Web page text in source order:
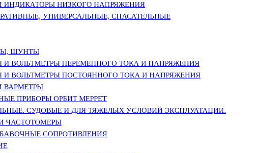
ИНДИКАТОРЫ НИЗКОГО НАПРЯЖЕНИЯ
УНИВЕРСАЛЬНЫЕ, СПАСАТЕЛЬНЫЕ
ШУНТЫ
И ВОЛЬТМЕТРЫ ПЕРЕМЕННОГО ТОКА И НАПРЯЖЕНИЯ
И ВОЛЬТМЕТРЫ ПОСТОЯННОГО ТОКА И НАПРЯЖЕНИЯ
ВАРМЕТРЫ
ПРИБОРЫ ОРБИТ МЕРРЕТ
СУДОВЫЕ И ДЛЯ ТЯЖЕЛЫХ УСЛОВИЙ ЭКСПЛУАТАЦИИ.
ЧАСТОТОМЕРЫ
СОПРОТИВЛЕНИЯ